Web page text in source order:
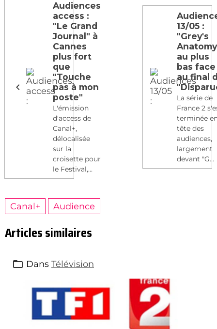
Audiences
access :
"Le Grand
Journal" à
Cannes
plus fort
que
"Touche
pas à mon
poste"
L'émission
d'access de
Canal+,
délocalisée
sur la
croisette pour
le Festival,...
13/05 :
"Grey's
au plus
bas face
au final
La série de
France 2
terminée
tête des
audiences,
largement
devant "G...
Canal+ Audience
Articles similaires
Dans Télévision